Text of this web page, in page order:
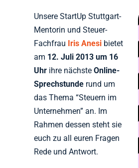
Unsere StartUp Stuttgart-
Mentorin und Steuer-
Fachfrau Iris Anesi bietet
am 12. Juli 2013 um 16
Uhr ihre nächsteOnline-
Sprechstunde rund um
das Thema “Steuern im
Unternehmen” an. Im
Rahmen dessen steht sie
euch zu all euren Fragen
Rede und Antwort.